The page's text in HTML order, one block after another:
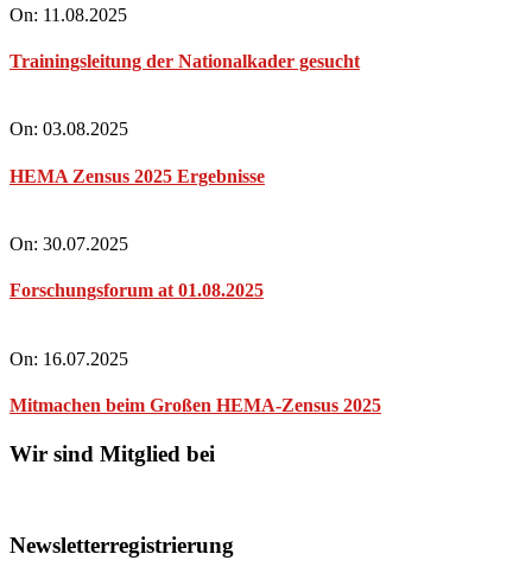
On: 11.08.2025
Trainingsleitung der Nationalkader gesucht
On: 03.08.2025
HEMA Zensus 2025 Ergebnisse
On: 30.07.2025
Forschungsforum at 01.08.2025
On: 16.07.2025
Mitmachen beim Großen HEMA-Zensus 2025
Wir sind Mitglied bei
Newsletterregistrierung